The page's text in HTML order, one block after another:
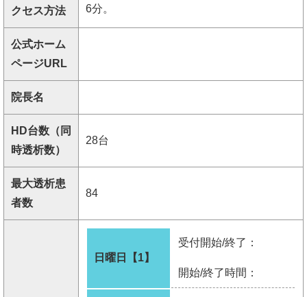
クセス方法
6分。
公式ホーム
ページURL
院長名
HD台数（同
時透析数）
28台
最大透析患
者数
84
日曜日【1】
受付開始/終了：
開始/終了時間：